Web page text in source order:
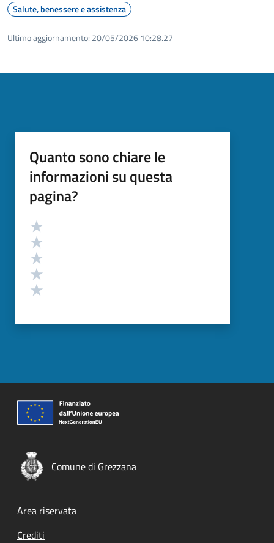
Salute, benessere e assistenza
Ultimo aggiornamento: 20/05/2026 10:28.27
Quanto sono chiare le
informazioni su questa
pagina?
Valutazione
Comune di Grezzana
Footer menu
Area riservata
Crediti